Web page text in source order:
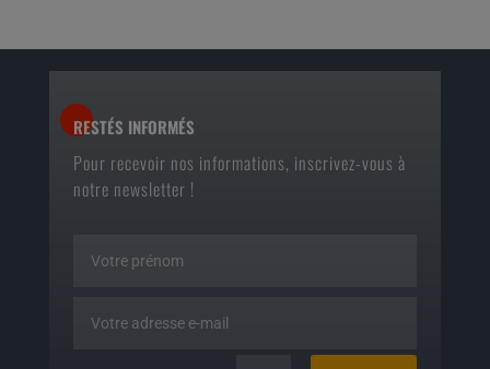
RESTÉS INFORMÉS
Pour recevoir nos informations, inscrivez-vous à
notre newsletter !